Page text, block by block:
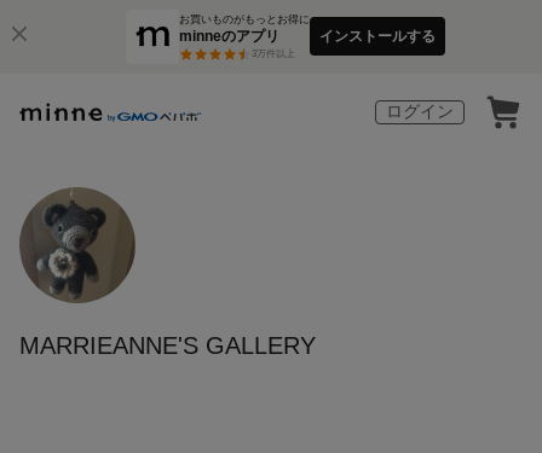
お買いものがもっとお得に
minneのアプリ
3万件以上
インストールする
ログイン
MARRIEANNE'S GALLERY